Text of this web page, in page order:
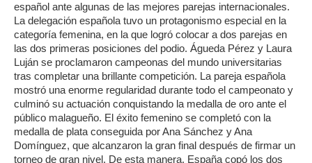
español ante algunas de las mejores parejas internacionales.
La delegación española tuvo un protagonismo especial en la
categoría femenina, en la que logró colocar a dos parejas en
las dos primeras posiciones del podio. Águeda Pérez y Laura
Luján se proclamaron campeonas del mundo universitarias
tras completar una brillante competición. La pareja española
mostró una enorme regularidad durante todo el campeonato y
culminó su actuación conquistando la medalla de oro ante el
público malagueño. El éxito femenino se completó con la
medalla de plata conseguida por Ana Sánchez y Ana
Domínguez, que alcanzaron la gran final después de firmar un
torneo de gran nivel. De esta manera, España copó los dos